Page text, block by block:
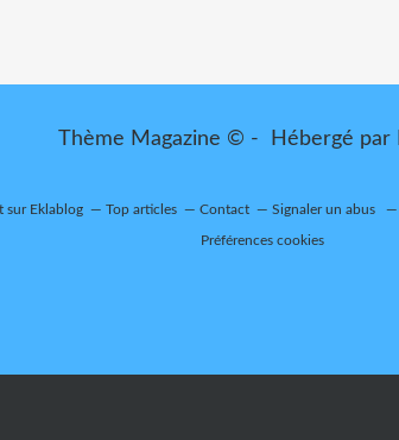
Thème Magazine © - Hébergé par
sur Eklablog Top articles Contact Signaler un abus
Préférences cookies